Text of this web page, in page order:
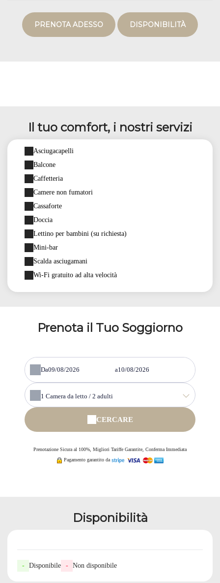
PRENOTA ADESSO DISPONIBILITÀ
Il tuo comfort, i nostri servizi
Asciugacapelli
Balcone
Caffetteria
Camere non fumatori
Cassaforte
Doccia
Lettino per bambini (su richiesta)
Mini-bar
Scalda asciugamani
Wi-Fi gratuito ad alta velocità
Prenota il Tuo Soggiorno
Da a
1 Camera da letto / 2 adulti
CERCARE
Prenotazione Sicura al 100%, Migliori Tariffe Garantite, Conferma Immediata
Pagamento garantito da
Disponibilità
- Disponibile - Non disponibile